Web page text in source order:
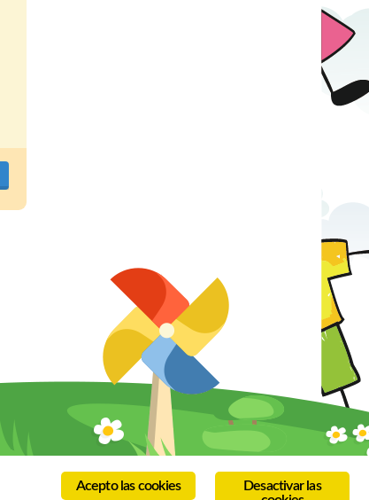
Desactivar las
Acepto las cookies